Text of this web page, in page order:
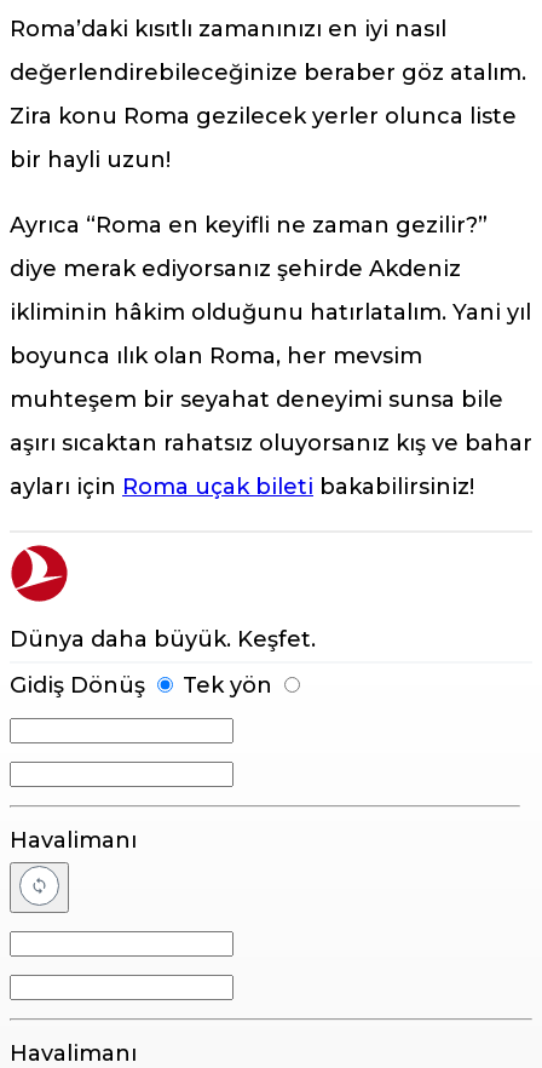
Roma’daki kısıtlı zamanınızı en iyi nasıl
değerlendirebileceğinize beraber göz atalım.
Zira konu Roma gezilecek yerler olunca liste
bir hayli uzun!
Ayrıca “Roma en keyifli ne zaman gezilir?”
diye merak ediyorsanız şehirde Akdeniz
ikliminin hâkim olduğunu hatırlatalım. Yani yıl
boyunca ılık olan Roma, her mevsim
muhteşem bir seyahat deneyimi sunsa bile
aşırı sıcaktan rahatsız oluyorsanız kış ve bahar
ayları için Roma uçak bileti bakabilirsiniz!
Dünya daha büyük. Keşfet.
Gidiş Dönüş
Tek yön
Havalimanı
Havalimanı